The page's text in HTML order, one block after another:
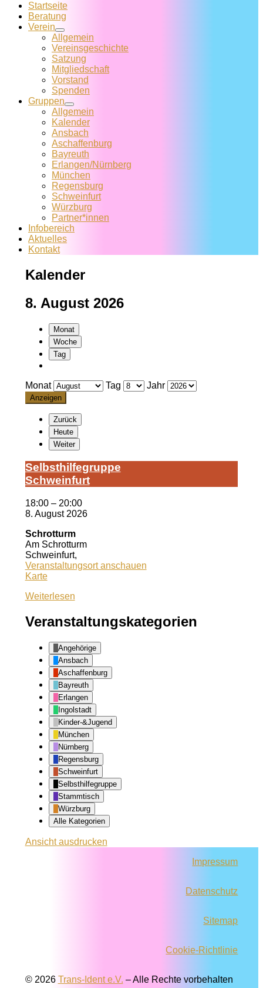
Startseite
Beratung
Verein
Allgemein
Vereins­geschichte
Satzung
Mitglied­schaft
Vorstand
Spenden
Gruppen
Allgemein
Kalender
Ansbach
Aschaffenburg
Bayreuth
Erlangen/Nürnberg
München
Regensburg
Schweinfurt
Würzburg
Partner*innen
Infobereich
Aktuelles
Kontakt
Kalender
8. August 2026
Monat
Woche
Tag
Monat Tag Jahr
Zurück
Heute
Weiter
Selbst­hil­fe­grup­pe
Schwein­furt
18:00 – 20:00
8. August 2026
Schrotturm
Am Schrotturm
Schweinfurt,
Veranstaltungsort anschauen
KarteSchrotturm
Weiterlesen
Veranstaltungskategorien
Angehörige
Ansbach
Aschaffenburg
Bayreuth
Erlangen
Ingolstadt
Kinder-&Jugend
München
Nürnberg
Regensburg
Schweinfurt
Selbsthilfegruppe
Stammtisch
Würzburg
Alle Kategorien
Ansichtausdrucken
Impressum
Datenschutz
Sitemap
Cookie-Richtlinie
© 2026 Trans-Ident e.V. – Alle Rechte vorbehalten